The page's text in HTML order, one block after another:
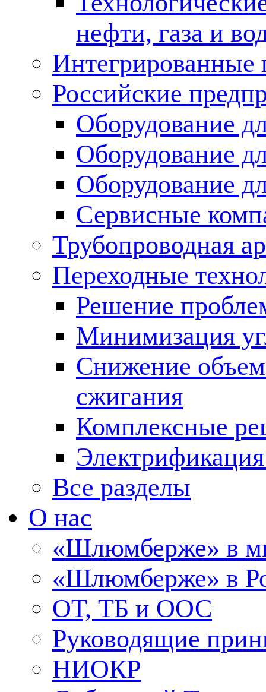
нефти, газа и
Российские
Оборудование
Оборудование
Оборудование
Сервисные
Трубопроводная
Переходные
Решение
Минимизация
Снижение
сжигания
Комплексные
Все разделы
О нас
«Шлюмберже» в
«Шлюмберже» в
ОТ, ТБ и ООС
Руководящие
НИОКР